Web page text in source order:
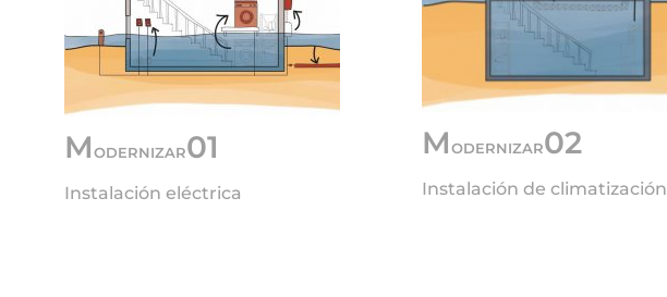
MODERNIZAR01
Instalación eléctrica
MODERNIZAR02
Instalación de climatización